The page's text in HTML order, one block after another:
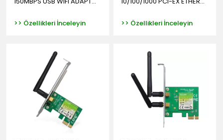
>> Özellikleri İnceleyin >> Özellikleri İnceleyin